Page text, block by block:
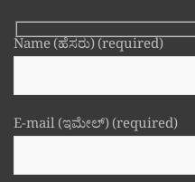
Name (ಹೆಸರು) (required)
E-mail (ಇಮೇಲ್) (required)